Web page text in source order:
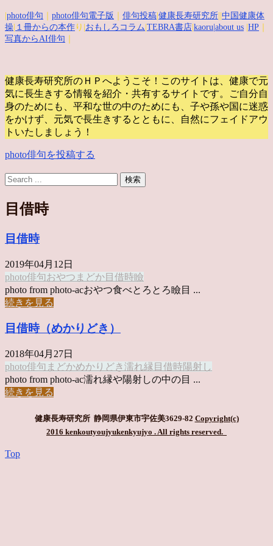
photo俳句 photo俳句電子版 俳句投稿 健康長寿研究所 中国健康体
操 １冊からの本作 り| おもしろコラム TEBRA書店 kaoru |about us HP
写真からAI俳句
健康長寿研究所のＨＰへようこそ！このサイトは、健康で元
気に長生きする情報を紹介・共有するサイトです。
ご自分自
身のためにも、平和な世の中のためにも、子や孫や国に迷惑
をかけず、元気で長生きするとともに、自然にフェイドアウ
トいたしましょう！
photo俳句を投稿する
目借時
目借時
2019年04月12日
photo俳句おやつ まどか目借時瞼
photo from photo-acおやつ食べとろとろ瞼目 ...
続きを見る
目借時（めかりどき）
2018年04月27日
photo俳句 まどかめかりどき濡れ縁 目借時陽射し
photo from photo-ac濡れ縁や陽射しの中の目 ...
続きを見る
健康長寿研究所 静岡県伊東市宇佐美3629-82 Copyright(c)
2016 kenkoutyoujyukenkyujyo . All rights reserved.
Top